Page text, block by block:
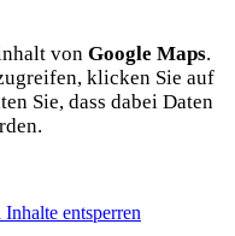
von Google Maps.
klicken Sie auf
Sie, dass dabei Daten
entsperren